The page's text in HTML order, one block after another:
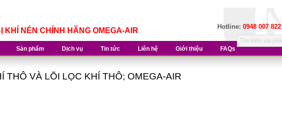
Hotline: 0948 007 822
NÉN CHÍNH HÃNG OMEGA-AIR
Sản phẩm Dịch vụ Tin tức Liên hệ Giới thiệu FAQs
THÔ VÀ LÕI LỌC KHÍ THÔ; OMEGA-AIR